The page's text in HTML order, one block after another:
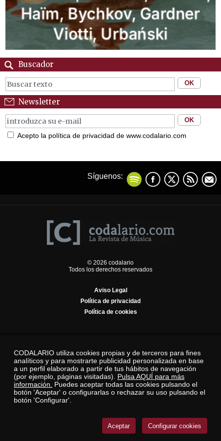
Buscador
Newsletter
Acepto la política de privacidad de www.codalario.com
Síguenos:
© 2026 codalario
Todos los derechos reservados
Aviso Legal
Política de privacidad
Política de cookies
CODALARIO utiliza cookies propias y de terceros para fines
analíticos y para mostrarte publicidad personalizada en base
a un perfil elaborado a partir de tus hábitos de navegación
(por ejemplo, páginas visitadas). Pulsa AQUÍ para más
información.
Puedes aceptar todas las cookies pulsando el
botón 'Aceptar' o configurarlas o rechazar su uso pulsando el
botón 'Configurar'.
Aceptar Configurar cookies